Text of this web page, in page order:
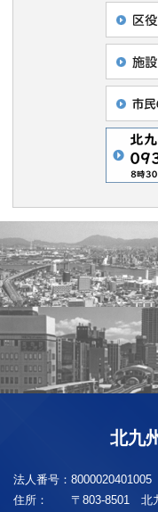
北九
法人番号： 8000020401005
住所：
〒803-8501 北